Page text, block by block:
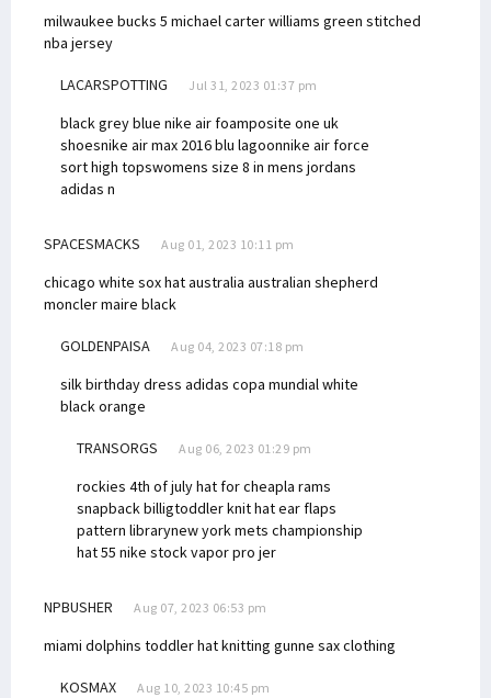
milwaukee bucks 5 michael carter williams green stitched
nba jersey
LACARSPOTTING Jul 31, 2023 01:37 pm
black grey blue nike air foamposite one uk
shoesnike air max 2016 blu lagoonnike air force
sort high topswomens size 8 in mens jordans
adidas n
SPACESMACKS Aug 01, 2023 10:11 pm
chicago white sox hat australia australian shepherd
moncler maire black
GOLDENPAISA Aug 04, 2023 07:18 pm
silk birthday dress adidas copa mundial white
black orange
TRANSORGS Aug 06, 2023 01:29 pm
rockies 4th of july hat for cheapla rams
snapback billigtoddler knit hat ear flaps
pattern librarynew york mets championship
hat 55 nike stock vapor pro jer
NPBUSHER Aug 07, 2023 06:53 pm
miami dolphins toddler hat knitting gunne sax clothing
KOSMAX Aug 10, 2023 10:45 pm